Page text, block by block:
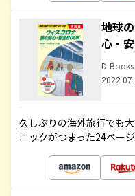
地球
心・
D-Books
久しぶりの海外旅行でも
ニックがつまった24ペー